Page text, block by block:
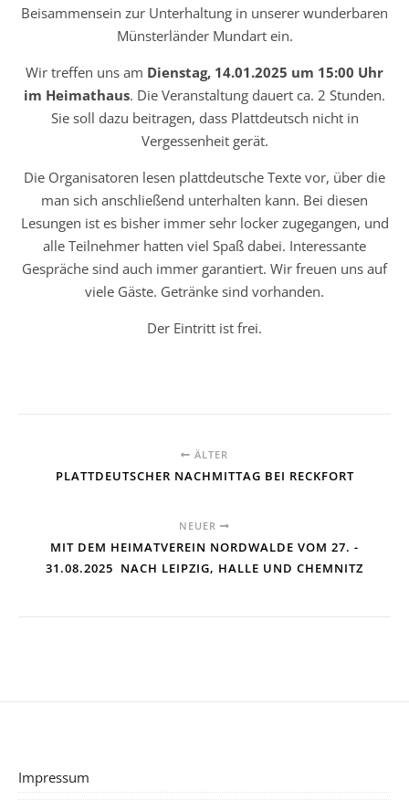
Beisammensein zur Unterhaltung in unserer wunderbaren
Münsterländer Mundart ein.
Wir treffen uns am Dienstag, 14.01.2025 um 15:00 Uhr
im Heimathaus. Die Veranstaltung dauert ca. 2 Stunden.
Sie soll dazu beitragen, dass Plattdeutsch nicht in
Vergessenheit gerät.
Die Organisatoren lesen plattdeutsche Texte vor, über die
man sich anschließend unterhalten kann. Bei diesen
Lesungen ist es bisher immer sehr locker zugegangen, und
alle Teilnehmer hatten viel Spaß dabei. Interessante
Gespräche sind auch immer garantiert. Wir freuen uns auf
viele Gäste. Getränke sind vorhanden.
Der Eintritt ist frei.
ÄLTER
PLATTDEUTSCHER NACHMITTAG BEI RECKFORT
NEUER
MIT DEM HEIMATVEREIN NORDWALDE VOM 27. -
31.08.2025 NACH LEIPZIG, HALLE UND CHEMNITZ
Impressum